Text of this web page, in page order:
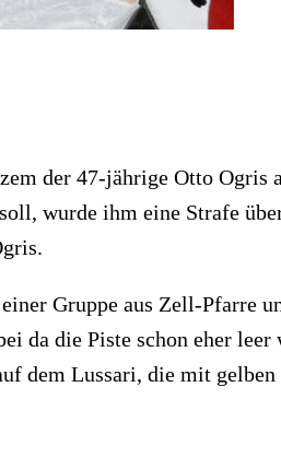
der 47-jährige Otto
wurde ihm eine Strafe
Gruppe aus Zell-Pfarre
da die Piste schon eher
dem Lussari, die mit